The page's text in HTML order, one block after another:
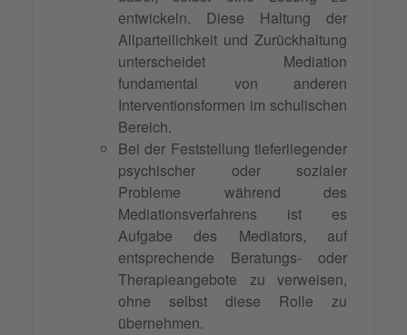
entwickeln. Diese Haltung der
Allparteilichkeit und Zurückhaltung
unterscheidet Mediation
fundamental von anderen
Interventionsformen im schulischen
Bereich.
Bei der Feststellung tieferliegender
psychischer oder sozialer
Probleme während des
Mediationsverfahrens ist es
Aufgabe des Mediators, auf
entsprechende Beratungs- oder
Therapieangebote zu verweisen,
ohne selbst diese Rolle zu
übernehmen.